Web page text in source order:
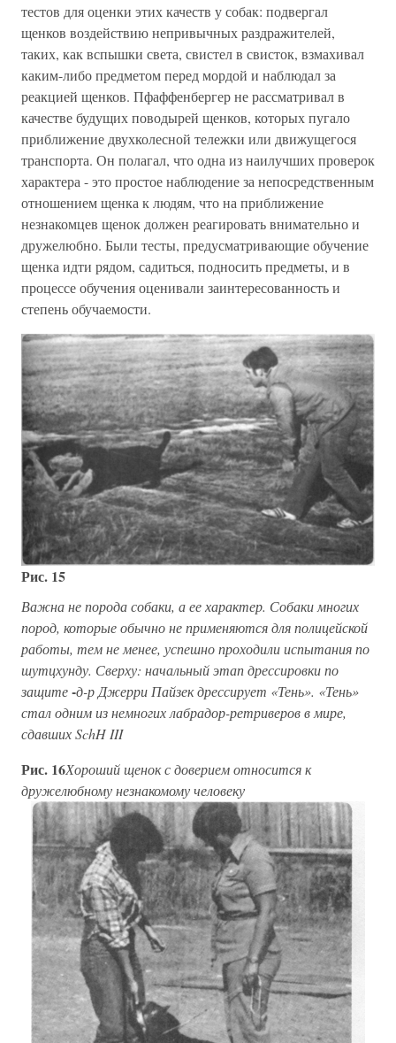
тестов для оценки этих качеств у собак: подвергал
щенков воздействию непривычных раздражителей,
таких, как вспышки света, свистел в свисток, взмахивал
каким-либо предметом перед мордой и наблюдал за
реакцией щенков. Пфаффенбергер не рассматривал в
качестве будущих поводырей щенков, которых пугало
приближение двухколесной тележки или движущегося
транспорта. Он полагал, что одна из наилучших проверок
характера - это простое наблюдение за непосредственным
отношением щенка к людям, что на приближение
незнакомцев щенок должен реагировать внимательно и
дружелюбно. Были тесты, предусматривающие обучение
щенка идти рядом, садиться, подносить предметы, и в
процессе обучения оценивали заинтересованность и
степень обучаемости.
Рис. 15
Важна не порода собаки, а ее характер. Собаки многих
пород, которые обычно не применяются для полицейской
работы, тем не менее, успешно проходили испытания по
шутцхунду. Сверху: начальный этап дрессировки по
защите-д-р Джерри Пайзек дрессирует «Тень». «Тень»
стал одним из немногих лабрадор-ретриверов в мире,
сдавших SchH III
Рис. 16Хороший щенок с доверием относится к
дружелюбному незнакомому человеку